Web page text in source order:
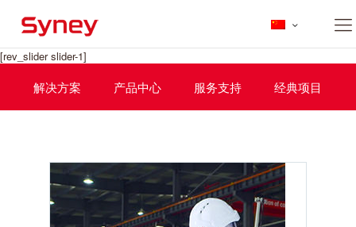
[rev_slider slider-1]
解决方案 产品中心 服务支持 经典项目